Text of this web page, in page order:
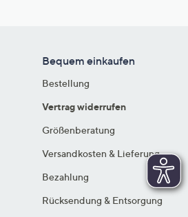
Bequem einkaufen
Bestellung
Vertrag widerrufen
Größenberatung
Versandkosten & Lieferung
Bezahlung
Rücksendung & Entsorgung